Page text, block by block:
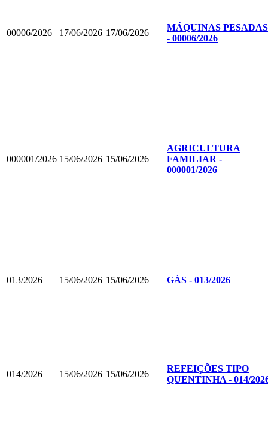
00006/2026 17/06/2026 17/06/2026
MÁQUINAS PESADAS
- 00006/2026
000001/2026 15/06/2026 15/06/2026
AGRICULTURA
FAMILIAR -
000001/2026
013/2026 15/06/2026 15/06/2026 GÁS - 013/2026
014/2026 15/06/2026 15/06/2026
REFEIÇÕES TIPO
QUENTINHA - 014/